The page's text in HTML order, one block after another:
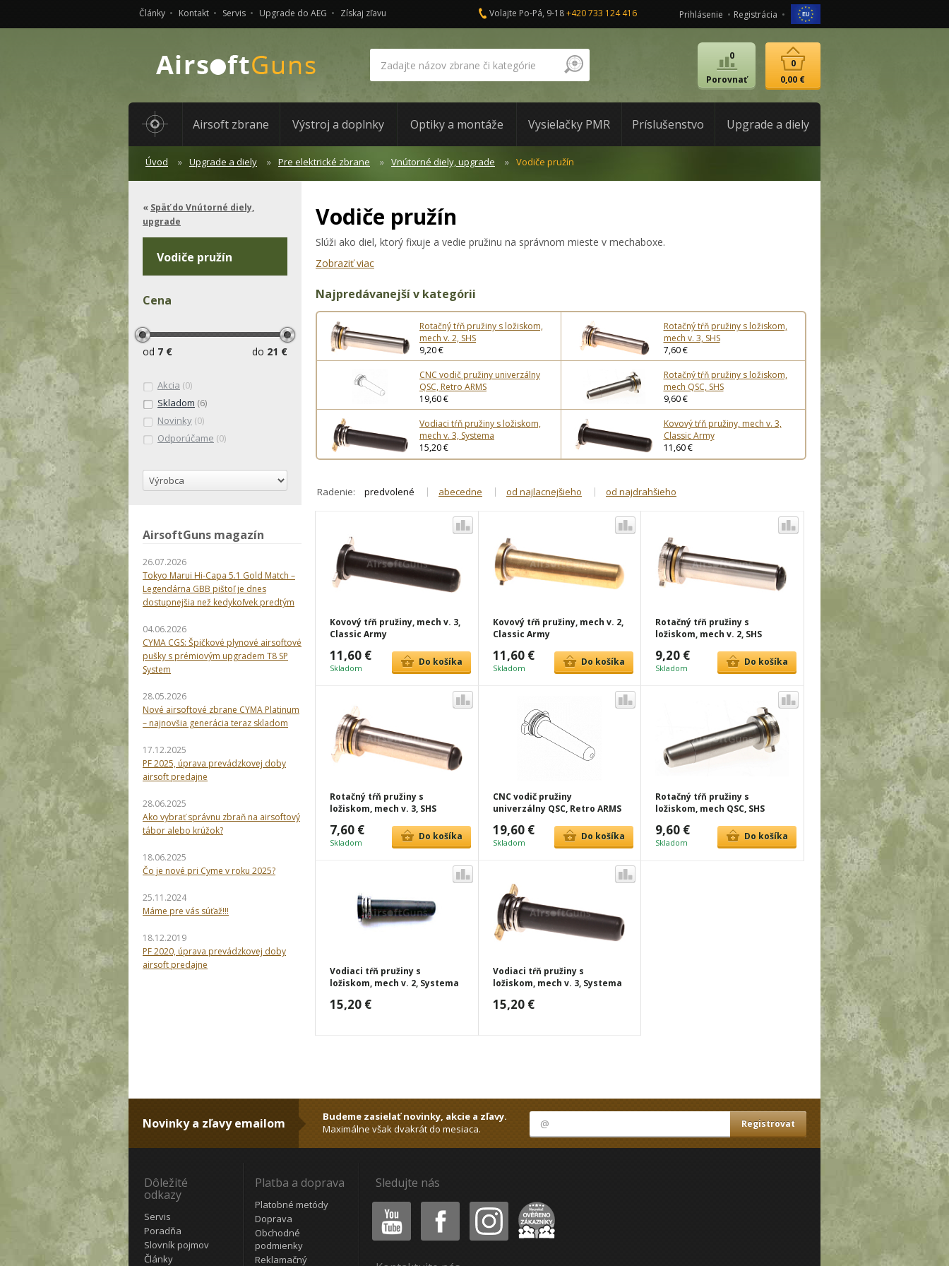
Články Kontakt Servis Upgrade do AEG Získaj zľavu Volajte Po-Pá, 9-18+420 733 124 416 Prihlásenie Registrácia
Porovnať
0
0,00 €
0
Airsoft zbrane Výstroj a doplnky Optiky a montáže Vysielačky PMR Príslušenstvo Upgrade a diely
Úvod Upgrade a diely Pre elektrické zbrane Vnútorné diely, upgrade Vodiče pružín
Vodiče pružín
Slúži ako diel, ktorý fixuje a vedie pružinu na správnom mieste v mechaboxe.
Zobraziť viac
Najpredávanejší v kategórii
Rotačný tŕň pružiny s ložiskom,
mech v. 2, SHS
9,20 €
Rotačný tŕň pružiny s ložiskom,
mech v. 3, SHS
7,60 €
CNC vodič pružiny univerzálny
QSC, Retro ARMS
19,60 €
Rotačný tŕň pružiny s ložiskom,
mech QSC, SHS
9,60 €
Vodiaci tŕň pružiny s ložiskom,
mech v. 3, Systema
15,20 €
Kovový tŕň pružiny, mech v. 3,
Classic Army
11,60 €
Radenie: predvolené abecedne od najlacnejšieho od najdrahšieho
Kovový tŕň pružiny, mech v. 3,
Classic Army
11,60 €
Skladom
Do košíka
Kovový tŕň pružiny, mech v. 2,
Classic Army
11,60 €
Skladom
Do košíka
Rotačný tŕň pružiny s
ložiskom, mech v. 2, SHS
9,20 €
Skladom
Do košíka
Rotačný tŕň pružiny s
ložiskom, mech v. 3, SHS
7,60 €
Skladom
Do košíka
CNC vodič pružiny
univerzálny QSC, Retro ARMS
19,60 €
Skladom
Do košíka
Rotačný tŕň pružiny s
ložiskom, mech QSC, SHS
9,60 €
Skladom
Do košíka
Vodiaci tŕň pružiny s
ložiskom, mech v. 2, Systema
15,20 €
Vodiaci tŕň pružiny s
ložiskom, mech v. 3, Systema
15,20 €
Späť do Vnútorné diely,
upgrade
Vodiče pružín
Cena
od 7 € do 21 €
Akcia (0)
Skladom (6)
Novinky (0)
Odporúčame (0)
AirsoftGuns magazín
26.07.2026
Tokyo Marui Hi-Capa 5.1 Gold Match –
Legendárna GBB pištoľ je dnes
dostupnejšia než kedykoľvek predtým
04.06.2026
CYMA CGS: Špičkové plynové airsoftové
pušky s prémiovým upgradem T8 SP
System
28.05.2026
Nové airsoftové zbrane CYMA Platinum
– najnovšia generácia teraz skladom
17.12.2025
PF 2025, úprava prevádzkovej doby
airsoft predajne
28.06.2025
Ako vybrať správnu zbraň na airsoftový
tábor alebo krúžok?
18.06.2025
Čo je nové pri Cyme v roku 2025?
25.11.2024
Máme pre vás súťaž!!!
18.12.2019
PF 2020, úprava prevádzkovej doby
airsoft predajne
Novinky a zľavy emailom
Budeme zasielať novinky, akcie a zľavy.
Maximálne však dvakrát do mesiaca.
Dôležité
odkazy
Servis
Poradňa
Slovník pojmov
Články
Platba a doprava
Platobné metódy
Doprava
Obchodné
podmienky
Reklamačný
Sledujte nás
Youtube Facebook Instagram Heureka